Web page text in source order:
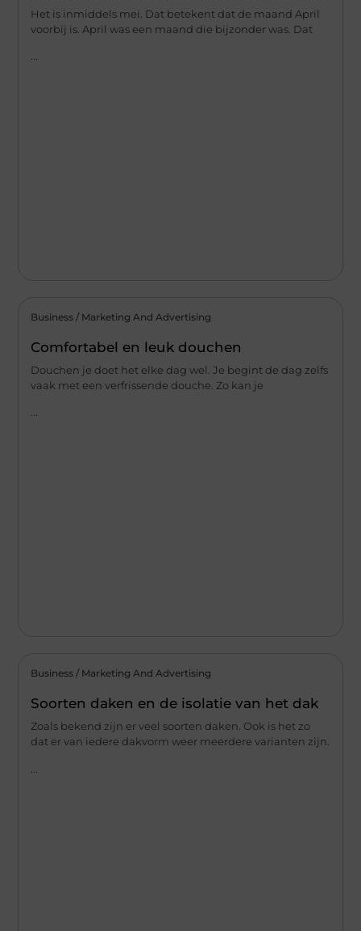
Het is inmiddels mei. Dat betekent dat de maand April
voorbij is. April was een maand die bijzonder was. Dat
Business / Marketing And Advertising
Comfortabel en leuk douchen
Douchen je doet het elke dag wel. Je begint de dag zelfs
vaak met een verfrissende douche. Zo kan je
...
Business / Marketing And Advertising
Soorten daken en de isolatie van het dak
Zoals bekend zijn er veel soorten daken. Ook is het zo
dat er van iedere dakvorm weer meerdere varianten zijn.